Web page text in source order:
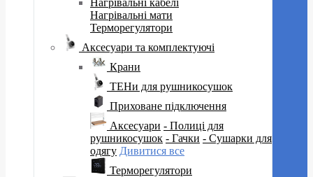
Нагрівальні кабелі
Нагрівальні мати
Терморегулятори
Аксесуари та комплектуючі
Крани
ТЕНи для рушникосушок
Приховане підключення
Аксесуари - Полиці для
рушникосушок - Гачки - Сушарки для
одягу Дивитися все
Терморегулятори